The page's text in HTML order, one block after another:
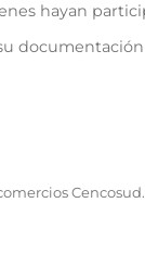
hayan
Cencosud.